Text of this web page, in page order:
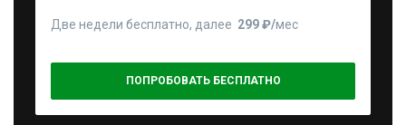
Две недели бесплатно, далее 299 ₽⁠/⁠мес
ПОПРОБОВАТЬ БЕСПЛАТНО